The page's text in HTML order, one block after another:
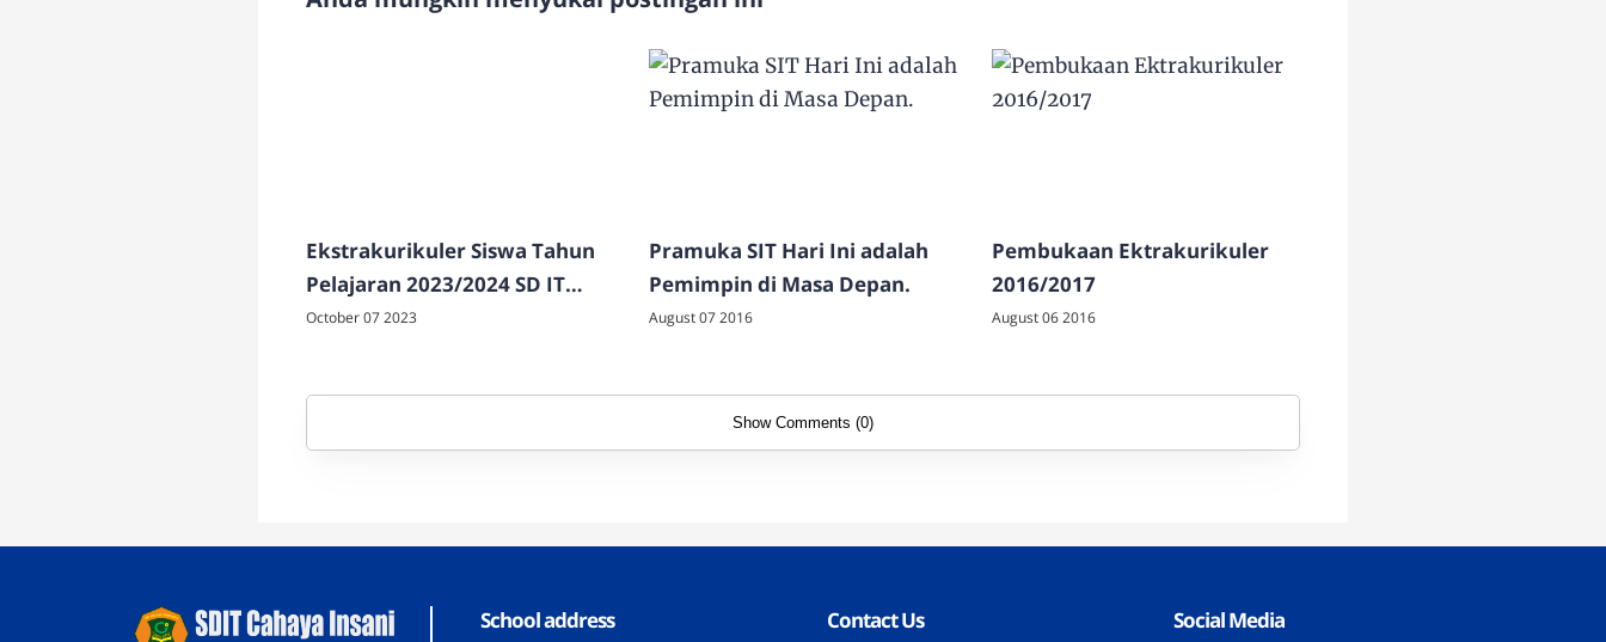
Ekstrakurikuler Siswa Tahun
Pelajaran 2023/2024 SD IT
Cahaya Insani Temanggung
October 07 2023
Pramuka SIT Hari Ini adalah
Pemimpin di Masa Depan.
August 07 2016
Pembukaan Ektrakurikuler
2016/2017
August 06 2016
Show Comments (0)
School address Contact Us Social Media